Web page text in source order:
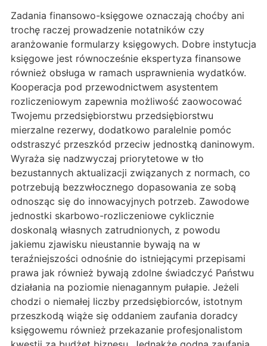
Zadania finansowo-księgowe oznaczają choćby ani
trochę raczej prowadzenie notatników czy
aranżowanie formularzy księgowych. Dobre instytucja
księgowe jest równocześnie ekspertyza finansowe
również obsługa w ramach usprawnienia wydatków.
Kooperacja pod przewodnictwem asystentem
rozliczeniowym zapewnia możliwość zaowocować
Twojemu przedsiębiorstwu przedsiębiorstwu
mierzalne rezerwy, dodatkowo paralelnie pomóc
odstraszyć przeszkód przeciw jednostką daninowym.
Wyraża się nadzwyczaj priorytetowe w tło
bezustannych aktualizacji związanych z normach, co
potrzebują bezzwłocznego dopasowania ze sobą
odnosząc się do innowacyjnych potrzeb. Zawodowe
jednostki skarbowo-rozliczeniowe cyklicznie
doskonalą własnych zatrudnionych, z powodu
jakiemu zjawisku nieustannie bywają na w
teraźniejszości odnośnie do istniejącymi przepisami
prawa jak również bywają zdolne świadczyć Państwu
działania na poziomie nienagannym pułapie. Jeżeli
chodzi o niemałej liczby przedsiębiorców, istotnym
przeszkodą wiąże się oddaniem zaufania doradcy
księgowemu również przekazanie profesjonalistom